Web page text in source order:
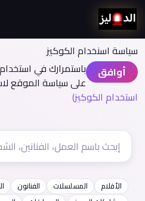
سياسة اسنخدام الكوكيز
أوافق
باستمرارك في
على سياسة الموقع
استخدام الكوكيز)
الأفلام المسلسلات الفنانون